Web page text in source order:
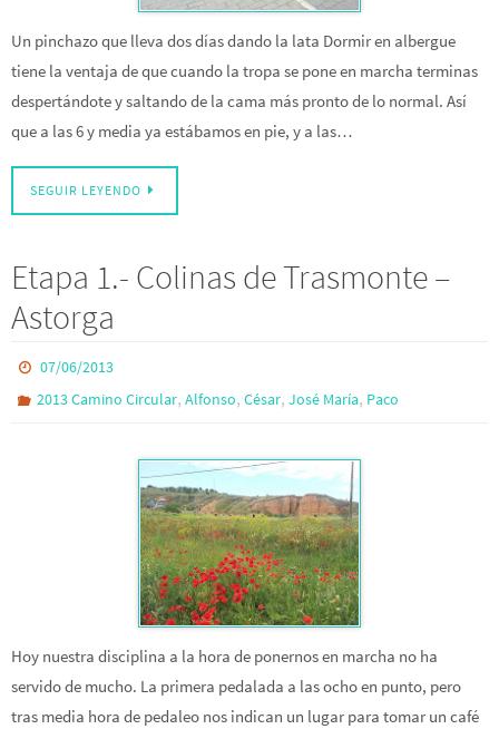
Un pinchazo que lleva dos días dando la lata Dormir en albergue
tiene la ventaja de que cuando la tropa se pone en marcha terminas
despertándote y saltando de la cama más pronto de lo normal. Así
que a las 6 y media ya estábamos en pie, y a las…
SEGUIR LEYENDO
Etapa 1.- Colinas de Trasmonte –
Astorga
07/06/2013
2013 Camino Circular,Alfonso,César,José María, Paco
Hoy nuestra disciplina a la hora de ponernos en marcha no ha
servido de mucho. La primera pedalada a las ocho en punto, pero
tras media hora de pedaleo nos indican un lugar para tomar un café